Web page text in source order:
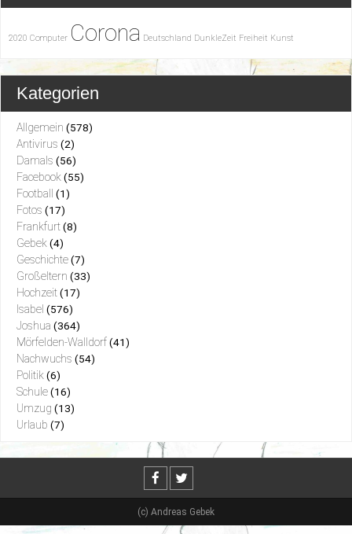
2020 Computer Corona Deutschland DunkleZeit Freiheit Kunst
Kategorien
Allgemein (578)
Antivirus (2)
Damals (56)
Facebook (55)
Football (1)
Fotos (17)
Frankfurt (8)
Gebek (4)
Geschichte (7)
Großeltern (33)
Hochzeit (17)
Isabel (576)
Joshua (364)
Mörfelden-Walldorf (41)
Nachwuchs (54)
Politik (6)
Schule (16)
Umzug (13)
Urlaub (7)
(c) Andreas Gebek